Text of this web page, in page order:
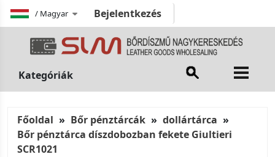
/ Magyar Bejelentkezés
Kategóriák
Főoldal Bőr pénztárcák
dollártárca
Bőr pénztárca díszdobozban fekete Giultieri
SCR1021